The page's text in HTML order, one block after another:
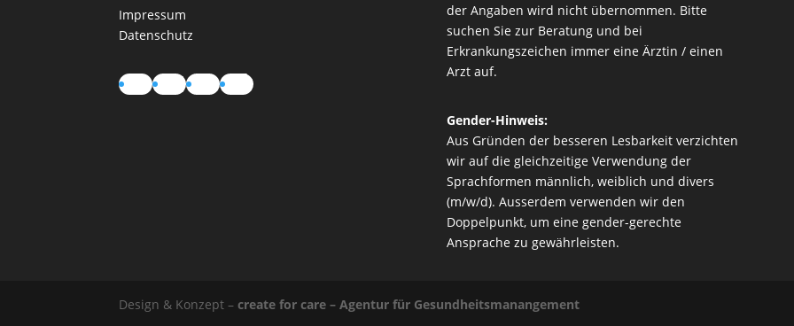
Impressum
Datenschutz
Instagram
LinkedIn
YouTube
TikTok
der Angaben wird nicht übernommen. Bitte
suchen Sie zur Beratung und bei
Erkrankungszeichen immer eine Ärztin / einen
Arzt auf.
Gender-Hinweis:
Aus Gründen der besseren Lesbarkeit verzichten
wir auf die gleichzeitige Verwendung der
Sprachformen männlich, weiblich und divers
(m/w/d). Ausserdem verwenden wir den
Doppelpunkt, um eine gender-gerechte
Ansprache zu gewährleisten.
Design & Konzept –create for care – Agentur für Gesundheitsmanangement